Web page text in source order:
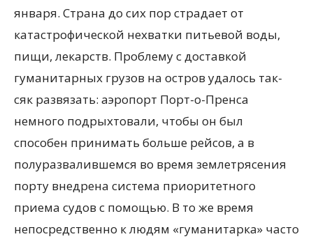
января. Страна до сих пор страдает от
катастрофической нехватки питьевой воды,
пищи, лекарств. Проблему с доставкой
гуманитарных грузов на остров удалось так-
сяк развязать: аэропорт Порт-о-Пренса
немного подрыхтовали, чтобы он был
способен принимать больше рейсов, а в
полуразвалившемся во время землетрясения
порту внедрена система приоритетного
приема судов с помощью. В то же время
непосредственно к людям «гуманитарка» часто